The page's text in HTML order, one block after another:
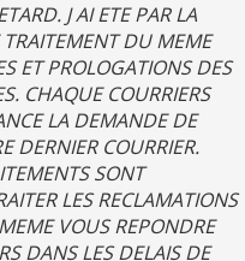
J AI ETE PAR LA
DU MEME
ET PROLOGATIONS DES
CHAQUE COURRIERS
LA DEMANDE DE
DERNIER COURRIER.
SONT
LES RECLAMATIONS
VOUS REPONDRE
DANS LES DELAIS DE